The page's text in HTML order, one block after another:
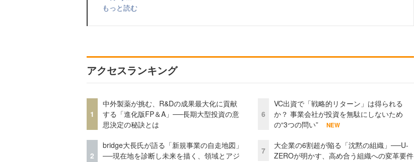
もっと読む
アクセスランキング
1
中外製薬が挑む、R&Dの成果最大化に貢献
する「進化版FP＆A」──長期大型投資の意
思決定の秘訣とは
2
bridge大長氏が語る「新規事業の自走地図」
──現在地を診断し未来を描く、領域とアジ
6
VC出資で「戦略的リターン」は得られる
か？ 事業会社が投資を無駄にしないため
の“3つの問い”
NEW
7
大企業の6割超が陥る「沈黙の組織」──U-
ZEROが明かす、高め合う組織への変革要件